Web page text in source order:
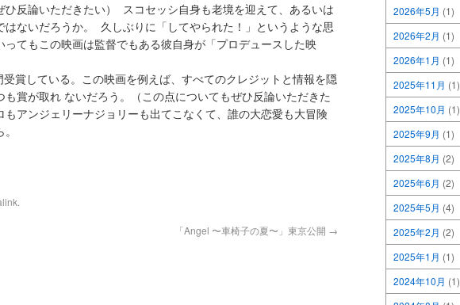
反論いただきたい） スコセッシ自身も老境を迎えて、あるいは
ないだろうか。 久しぶりに「してやられた！」というような思
てもこの映画は監督でもある彼自身が「プロデュースした映
賞している。この映画を例えば、すべてのクレジットと情報を隠
賞が取れ ないだろう。（この点についてもぜひ反論いただきた
アンジェリーナジョリーも出てこなくて、誰の大恋愛も大冒険
.
「Angel 〜車椅子の夏〜」東京公開 →
2026年5月 (1)
2026年2月 (1)
2026年1月 (1)
2025年11月 (1)
2025年10月 (1)
2025年9月 (1)
2025年8月 (2)
2025年6月 (2)
2025年5月 (4)
2025年2月 (2)
2025年1月 (1)
2024年10月 (1)